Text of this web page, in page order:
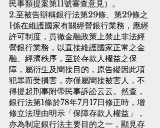
民事類提案第11號審查意見）。
2.至被告辯稱銀行法第29條、第29條之
1係在維護國家有關經營銀行業務，應經
許可制度，貫徹金融政策上禁止非法經
營銀行業務，以直接維護國家正常之金
融、經濟秩序，至於存款人權益之保
障，屬衍生及間接目的，原告縱因此項
犯罪而受損害，亦僅屬間接被害人，不
得提起刑事附帶民事訴訟云云。然查，
銀行法第1條於78年7月17日修正時，增
修立法理由明示「保障存款人權益」，
亦為制定銀行法主要目的之一，顯見存